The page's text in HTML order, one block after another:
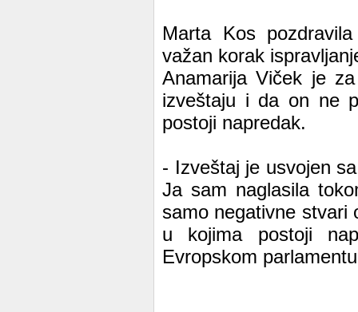
Marta Kos
važan korak
Anamarija Viček je
izveštaju i da on ne
postoji napredak.
- Izveštaj je usvojen
Ja sam naglasila
samo negativne stvari
u kojima postoji
Evropskom